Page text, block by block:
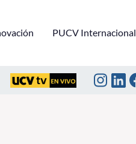
PUCV Internacional